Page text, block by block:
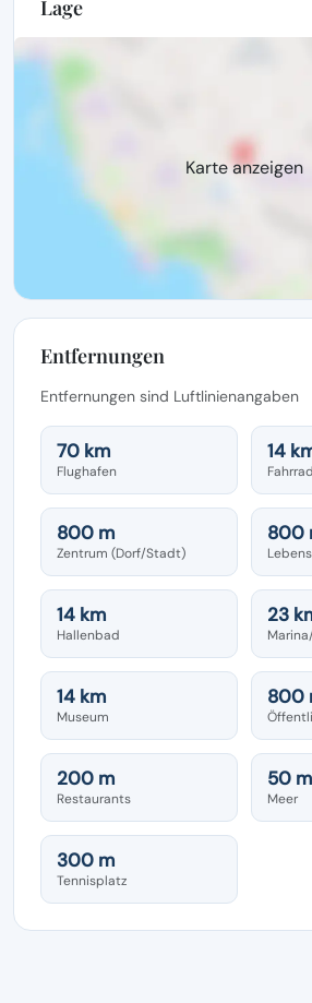
Lage
Karte anzeigen
Entfernungen
Entfernungen sind Luftlinienangaben
70 km
Flughafen
14
800 m
Zentrum (Dorf/Stadt)
800
14 km
Hallenbad
23
14 km
Museum
800
200 m
Restaurants
50 m
Meer
300 m
Tennisplatz